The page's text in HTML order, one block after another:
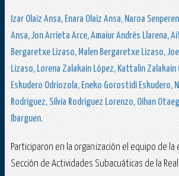
Izar Olaiz Ansa, Enara Olaiz Ansa, Naroa
Ansa, Jon Arrieta Arce, Amaiur Andrés Llarena,
Bergaretxe Lizaso, Malen Bergaretxe Lizaso,
Lizaso, Lorena Zalakain López, Kattalin Zalakain
Eskudero Odriozola, Eneko Gorostidi Eskudero,
Rodríguez, Silvia Rodríguez Lorenzo, Oihan
Ibarguen.
Participaron en la organización el equipo de la
Sección de Actividades Subacuáticas de la